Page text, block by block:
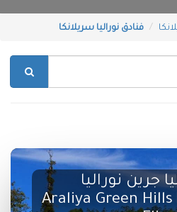
فنادق نوراليا سريلانكا
جرين نوراليا
Araliya Green